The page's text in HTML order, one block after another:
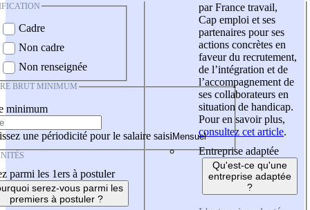
Cadre
Non cadre
Non renseignée
BRUT MINIMUM
minimum
une périodicité pour le salaire saisi
parmi les 1ers à postuler
serez-vous parmi les
premiers à postuler ?
par France travail,
Cap emploi et ses
partenaires pour ses
actions concrètes en
faveur du recrutement,
de l’intégration et de
l’accompagnement de
ses collaborateurs en
situation de handicap.
Pour en savoir plus,
consultez cet article.
Entreprise adaptée
Qu'est-ce qu'une
entreprise adaptée
?